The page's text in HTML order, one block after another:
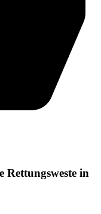
Rettungsweste in